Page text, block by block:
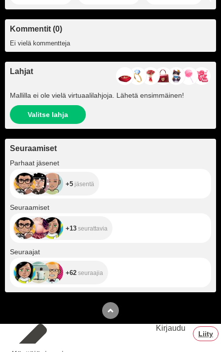
Kommentit (0)
Ei vielä kommentteja
Lahjat
Mallilla ei ole vielä virtuaalilahjoja. Lähetä ensimmäinen!
Valitse lahja
Seuraamiset
Parhaat jäsenet
+5 jäsentä
Seuraamiset
+13 seurattavia
Seuraajat
+62 seuraajia
Kirjaudu
Liity